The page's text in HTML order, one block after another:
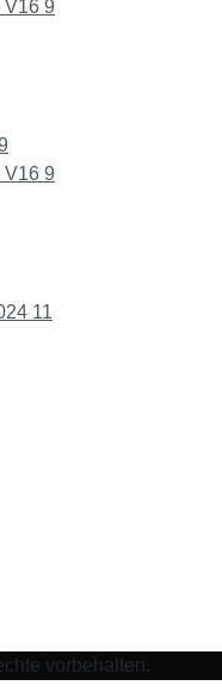
vorbehalten.